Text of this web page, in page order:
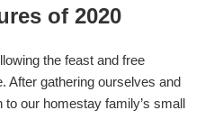
of 2020
the feast and free
After gathering ourselves and
our homestay family’s small